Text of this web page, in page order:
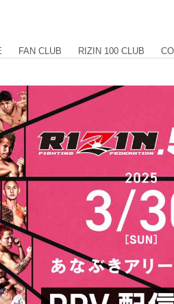
FAN CLUB RIZIN 100 CLUB